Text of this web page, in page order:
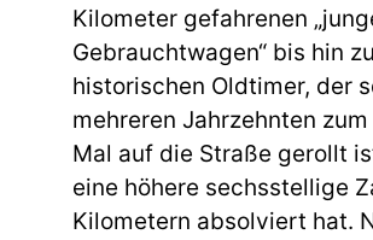
Kilometer gefahrenen
Gebrauchtwagen“ bis hin
historischen Oldtimer, der
mehreren Jahrzehnten
Mal auf die Straße gerollt
eine höhere sechsstellige
Kilometern absolviert hat.